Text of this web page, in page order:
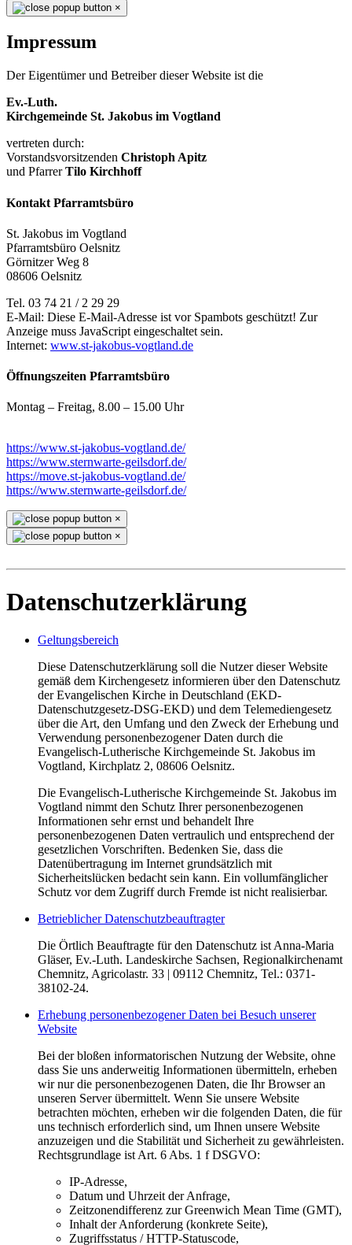
×
Impressum
Der Eigentümer und Betreiber dieser Website ist die
Ev.-Luth.
Kirchgemeinde St. Jakobus im Vogtland
vertreten durch:
Vorstandsvorsitzenden Christoph Apitz
und PfarrerTilo Kirchhoff
Kontakt Pfarramtsbüro
St. Jakobus im Vogtland
Pfarramtsbüro Oelsnitz
Görnitzer Weg 8
08606 Oelsnitz
Tel. 03 74 21 / 2 29 29
E-Mail: Diese E-Mail-Adresse ist vor Spambots geschützt! Zur
Anzeige muss JavaScript eingeschaltet sein.
Internet: www.st-jakobus-vogtland.de
Öffnungszeiten Pfarramtsbüro
Montag – Freitag, 8.00 – 15.00 Uhr
https://www.st-jakobus-vogtland.de/
https://www.sternwarte-geilsdorf.de/
https://move.st-jakobus-vogtland.de/
https://www.sternwarte-geilsdorf.de/
×
×
Datenschutzerklärung
Geltungsbereich
Diese Datenschutzerklärung soll die Nutzer dieser Website
gemäß dem Kirchengesetz informieren über den Datenschutz
der Evangelischen Kirche in Deutschland (EKD-
Datenschutzgesetz-DSG-EKD) und dem Telemediengesetz
über die Art, den Umfang und den Zweck der Erhebung und
Verwendung personenbezogener Daten durch die
Evangelisch-Lutherische Kirchgemeinde St. Jakobus im
Vogtland, Kirchplatz 2, 08606 Oelsnitz.
Die Evangelisch-Lutherische Kirchgemeinde St. Jakobus im
Vogtland nimmt den Schutz Ihrer personenbezogenen
Informationen sehr ernst und behandelt Ihre
personenbezogenen Daten vertraulich und entsprechend der
gesetzlichen Vorschriften. Bedenken Sie, dass die
Datenübertragung im Internet grundsätzlich mit
Sicherheitslücken bedacht sein kann. Ein vollumfänglicher
Schutz vor dem Zugriff durch Fremde ist nicht realisierbar.
Betrieblicher Datenschutzbeauftragter
Die Örtlich Beauftragte für den Datenschutz ist Anna-Maria
Gläser, Ev.-Luth. Landeskirche Sachsen, Regionalkirchenamt
Chemnitz, Agricolastr. 33 | 09112 Chemnitz, Tel.: 0371-
38102-24.
Erhebung personenbezogener Daten bei Besuch unserer
Website
Bei der bloßen informatorischen Nutzung der Website, ohne
dass Sie uns anderweitig Informationen übermitteln, erheben
wir nur die personenbezogenen Daten, die Ihr Browser an
unseren Server übermittelt. Wenn Sie unsere Website
betrachten möchten, erheben wir die folgenden Daten, die für
uns technisch erforderlich sind, um Ihnen unsere Website
anzuzeigen und die Stabilität und Sicherheit zu gewährleisten.
Rechtsgrundlage ist Art. 6 Abs. 1 f DSGVO:
IP-Adresse,
Datum und Uhrzeit der Anfrage,
Zeitzonendifferenz zur Greenwich Mean Time (GMT),
Inhalt der Anforderung (konkrete Seite),
Zugriffsstatus / HTTP-Statuscode,